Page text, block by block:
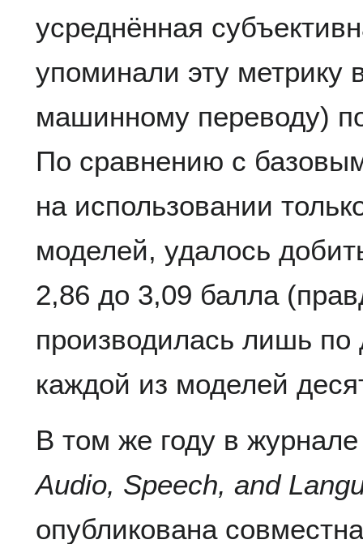
усреднённая
упоминали эту метрику
машинному переводу)
По сравнению с
на использовании
моделей, удалось
2,86 до 3,09 балла
производилась лишь по
каждой из моделей
В том же году в
Audio, Speech, and
опубликована